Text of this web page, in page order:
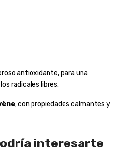
antioxidante, para una
radicales libres.
, con propiedades calmantes y
interesarte